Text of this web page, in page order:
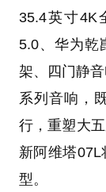
35.4英寸4K
5.0、华为乾
架、四门静
系列音响，
行，重塑大
新阿维塔
型。